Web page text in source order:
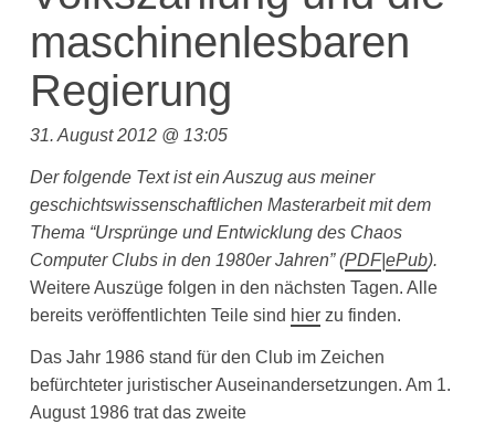
maschinenlesbaren
Regierung
31. August 2012 @ 13:05
Der folgende Text ist ein Auszug aus meiner
geschichtswissenschaftlichen Masterarbeit mit dem
Thema “Ursprünge und Entwicklung des Chaos
Computer Clubs in den 1980er Jahren”(PDF|ePub).
Weitere Auszüge folgen in den nächsten Tagen. Alle
bereits veröffentlichten Teile sind hierzu finden.
Das Jahr 1986 stand für den Club im Zeichen
befürchteter juristischer Auseinandersetzungen. Am 1.
August 1986 trat das zweite